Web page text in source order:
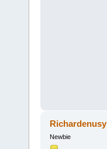
Richardenusy
Newbie